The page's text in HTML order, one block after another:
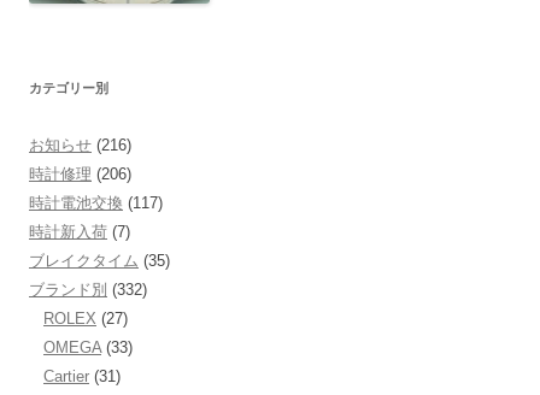
カテゴリー別
お知らせ (216)
時計修理 (206)
時計電池交換 (117)
時計新入荷 (7)
ブレイクタイム (35)
ブランド別 (332)
ROLEX (27)
OMEGA(33)
Cartier (31)